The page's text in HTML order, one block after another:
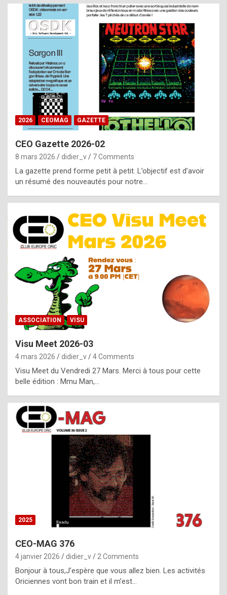
o
m
m
a
y
b
e
b
y
g
e
n
u
i
n
e
R
o
p
l
c
h
i
s
t
o
r
p
e
c
2026 CEOMAG GAZETTE
CEO Gazette 2026-02
8 mars 2026 didier_v 7 Comments
La gazette prend forme petit à petit. L’objectif est d’avoir
un résumé des nouveautés pour notre…
ASSOCIATION VISU
Visu Meet 2026-03
4 mars 2026 didier_v 4 Comments
Visu Meet du Vendredi 27 Mars. Merci à tous pour cette
belle édition : Mmu Man,…
2025
CEO-MAG 376
4 janvier 2026 didier_v 2 Comments
Bonjour à tous,J’espère que vous allez bien. Les activités
Oriciennes vont bon train et il m’est…